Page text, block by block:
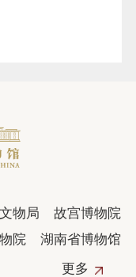
物局
故宫博物院
院
湖南省博物馆
更多